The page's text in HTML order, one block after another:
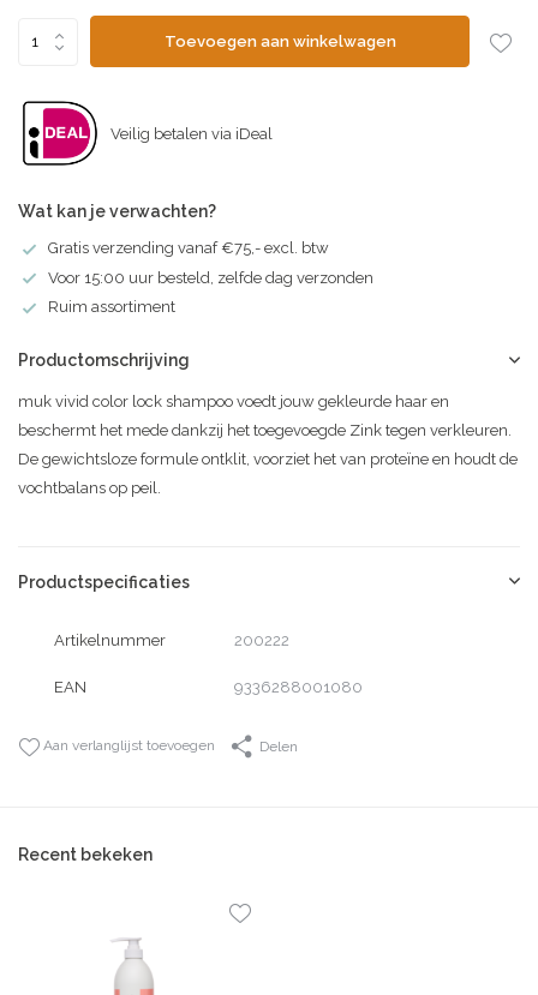
Toevoegen aan winkelwagen
Veilig betalen via iDeal
Wat kan je verwachten?
Gratis verzending vanaf €75,- excl. btw
Voor 15:00 uur besteld, zelfde dag verzonden
Ruim assortiment
Productomschrijving
muk vivid color lock shampoo voedt jouw gekleurde haar en
beschermt het mede dankzij het toegevoegde Zink tegen verkleuren.
De gewichtsloze formule ontklit, voorziet het van proteïne en houdt de
vochtbalans op peil.
Productspecificaties
Artikelnummer 200222
EAN 9336288001080
Aan verlanglijst toevoegen Delen
Recent bekeken